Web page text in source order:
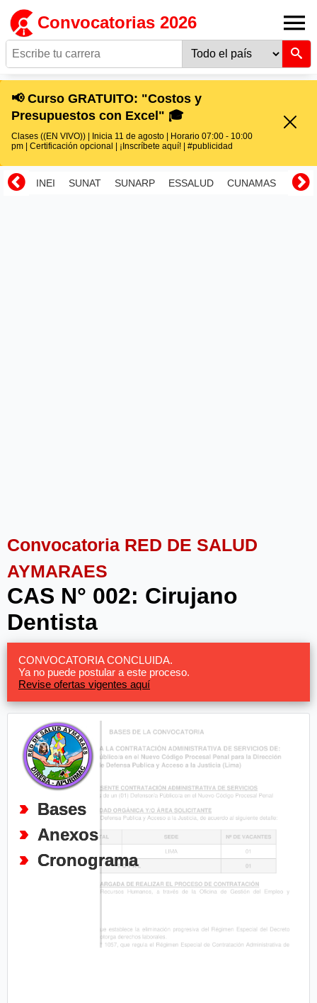
Convocatorias 2026
📢 Curso GRATUITO: "Costos y
Presupuestos con Excel" 🎓
Clases ((EN VIVO)) | Inicia 11 de agosto | Horario 07:00 - 10:00
pm | Certificación opcional | ¡Inscríbete aquí! | #publicidad
INEI SUNAT SUNARP ESSALUD CUNAMAS
Convocatoria RED DE SALUD
AYMARAES
CAS N° 002: Cirujano
Dentista
CONVOCATORIA CONCLUIDA.
Ya no puede postular a este proceso.
Revise ofertas vigentes aquí
Bases
Anexos
Cronograma